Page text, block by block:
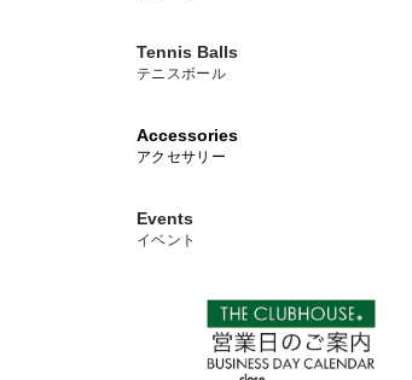
Tennis Balls
テニスボール
Accessories
アクセサリー
Events
イベント